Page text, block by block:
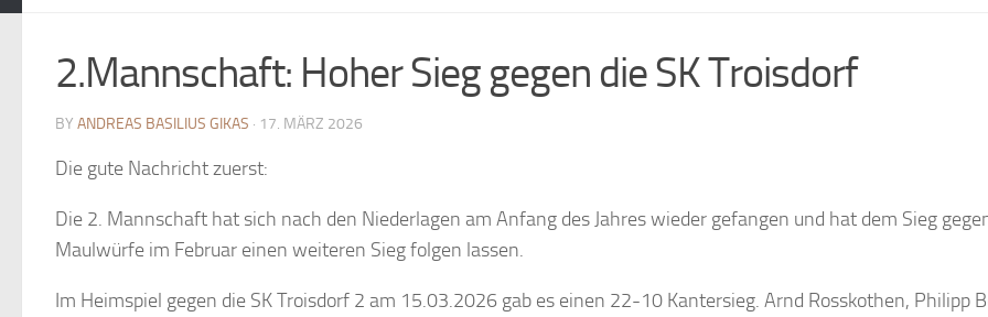
2.Mannschaft: Hoher Sieg gegen die SK Troisdorf
BY ANDREAS BASILIUS GIKAS · 17. MÄRZ 2026
Die gute Nachricht zuerst:
Die 2. Mannschaft hat sich nach den Niederlagen am Anfang des Jahres wieder gefangen und hat dem Sieg
Maulwürfe im Februar einen weiteren Sieg folgen lassen.
Im Heimspiel gegen die SK Troisdorf 2 am 15.03.2026 gab es einen 22-10 Kantersieg. Arnd Rosskothen, Philipp